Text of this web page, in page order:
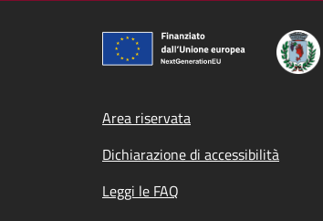
Footer menu
Area riservata
Dichiarazione di accessibilità
Leggi le FAQ